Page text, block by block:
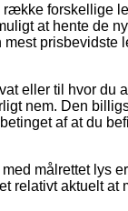
forskellige
at hente de
prisbevidste
eller til hvor du
nem. Den
af at du
målrettet lys
relativt aktuelt at